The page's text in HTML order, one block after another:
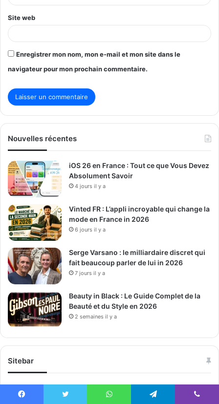
*
Site web
Enregistrer mon nom, mon e-mail et mon site dans le
navigateur pour mon prochain commentaire.
Nouvelles récentes
iOS 26 en France : Tout ce que Vous Devez
Absolument Savoir
4 jours il y a
Vinted FR : L’appli incroyable qui change la
mode en France in 2026
6 jours il y a
Serge Varsano : le milliardaire discret qui
fait beaucoup parler de lui in 2026
7 jours il y a
Beauty in Black : Le Guide Complet de la
Beauté et du Style en 2026
2 semaines il y a
Sitebar